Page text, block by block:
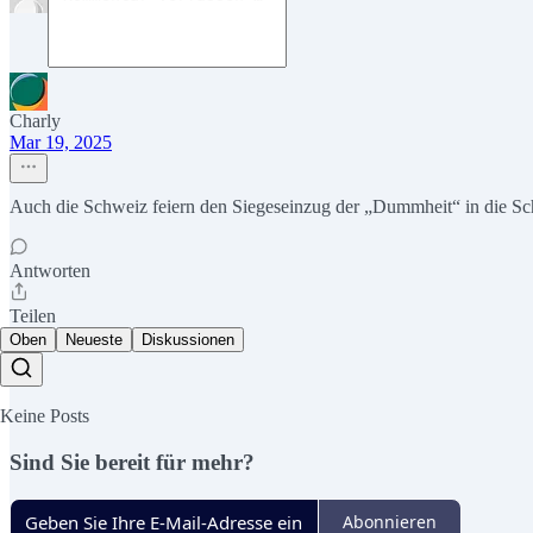
Charly
Mar 19, 2025
Auch die Schweiz feiern den Siegeseinzug der „Dummheit“ in die
Antworten
Teilen
Oben Neueste Diskussionen
Keine Posts
Sind Sie bereit für mehr?
Abonnieren